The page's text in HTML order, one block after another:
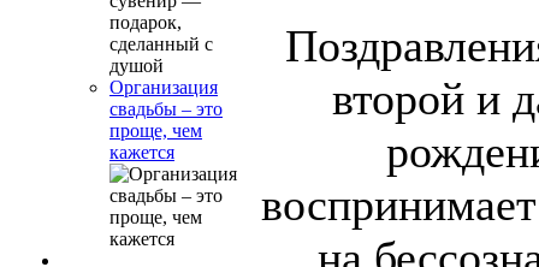
Организация
свадьбы – это
проще, чем
кажется
второй и